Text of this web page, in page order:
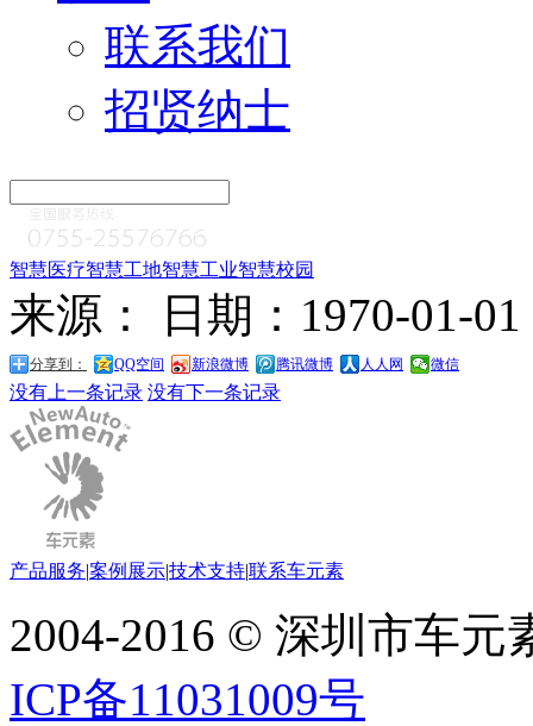
联系我们
招贤纳士
智慧医疗智慧工地智慧工业智慧校园
来源： 日期：1970-01-
分享到： QQ空间 新浪微博 腾讯微博 人人网 微信
没有上一条记录 没有下一条记录
产品服务|案例展示|技术支持|联系车元素
2004-2016 © 深圳市车
ICP备11031009号